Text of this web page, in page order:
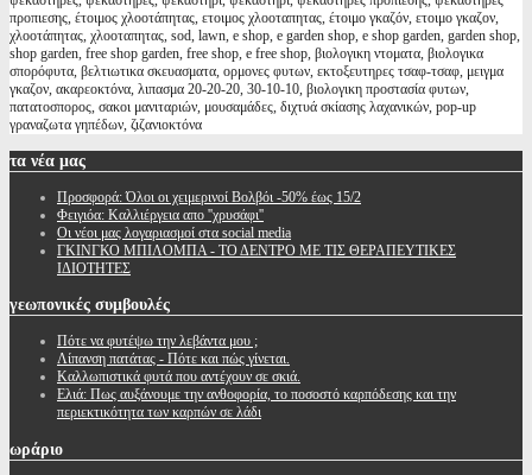
προπιεσης, έτοιμος χλοοτάπητας, ετοιμος χλοοταπητας, έτοιμο γκαζόν, ετοιμο γκαζον,
χλοοτάπητας, χλοοταπητας, sod, lawn, e shop, e garden shop, e shop garden, garden shop,
shop garden, free shop garden, free shop, e free shop, βιολογικη ντοματα, βιολογικα
σπορόφυτα, βελτιωτικα σκευασματα, ορμονες φυτων, εκτοξευτηρες τσαφ-τσαφ, μειγμα
γκαζον, ακαρεοκτόνα, λιπασμα 20-20-20, 30-10-10, βιολογικη προστασία φυτων,
πατατοσπορος, σακοι μανιταριών, μουσαμάδες, διχτυά σκίασης λαχανικών, pop-up
γραναζωτα γηπέδων, ζιζανιοκτόνα
τα νέα μας
Προσφορά: Όλοι οι χειμερινοί Βολβόι -50% έως 15/2
Φειγιόα: Καλλιέργεια απο ''χρυσάφι''
Oι νέοι μας λογαριασμοί στα social media
ΓΚΙΝΓΚΟ ΜΠΙΛΟΜΠΑ - ΤΟ ΔΕΝΤΡΟ ΜΕ ΤΙΣ ΘΕΡΑΠΕΥΤΙΚΕΣ
ΙΔΙΟΤΗΤΕΣ
γεωπονικές συμβουλές
Πότε να φυτέψω την λεβάντα μου ;
Λίπανση πατάτας - Πότε και πώς γίνεται.
Καλλωπιστικά φυτά που αντέχουν σε σκιά.
Ελιά: Πως αυξάνουμε την ανθοφορία, το ποσοστό καρπόδεσης και την
περιεκτικότητα των καρπών σε λάδι
ωράριο